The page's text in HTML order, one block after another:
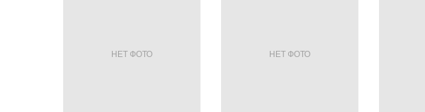
НЕТ ФОТО НЕТ ФОТО